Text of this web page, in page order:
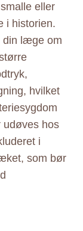
eller
i historien.
din læge om
hvilket
udøves hos
i
som bør